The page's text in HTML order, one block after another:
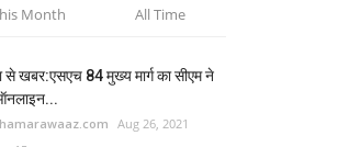
Month All Time
से खबर:एसएच 84 मुख्य मार्ग का सीएम ने
Aug 26, 2021